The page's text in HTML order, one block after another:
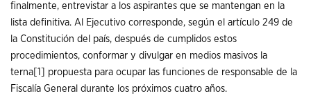
finalmente, entrevistar a los aspirantes que se mantengan en la
lista definitiva. Al Ejecutivo corresponde, según el artículo 249 de
la Constitución del país, después de cumplidos estos
procedimientos, conformar y divulgar en medios masivos la
terna [1]
propuesta para ocupar las funciones de responsable de la
Fiscalía General durante los próximos cuatro años.